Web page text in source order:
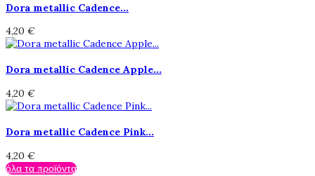
Dora metallic Cadence...
4,20 €
Dora metallic Cadence Apple...
4,20 €
Dora metallic Cadence Pink...
4,20 €
όλα τα προϊόντα